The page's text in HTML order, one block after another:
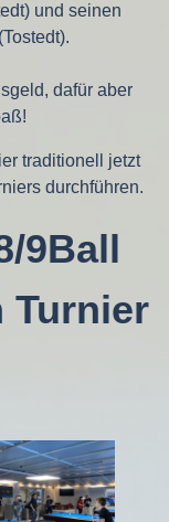
und seinen
dafür aber
traditionell jetzt
durchführen.
9Ball
Turnier